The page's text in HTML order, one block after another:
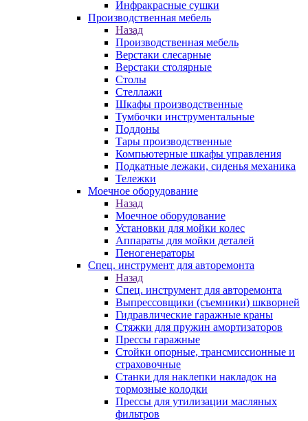
Инфракрасные сушки
Производственная мебель
Назад
Производственная мебель
Верстаки слесарные
Верстаки столярные
Столы
Стеллажи
Шкафы производственные
Тумбочки инструментальные
Поддоны
Тары производственные
Компьютерные шкафы управления
Подкатные лежаки, сиденья механика
Тележки
Моечное оборудование
Назад
Моечное оборудование
Установки для мойки колес
Аппараты для мойки деталей
Пеногенераторы
Спец. инструмент для авторемонта
Назад
Спец. инструмент для авторемонта
Выпрессовщики (съемники) шкворней
Гидравлические гаражные краны
Стяжки для пружин амортизаторов
Прессы гаражные
Стойки опорные, трансмиссионные и
страховочные
Станки для наклепки накладок на
тормозные колодки
Прессы для утилизации масляных
фильтров